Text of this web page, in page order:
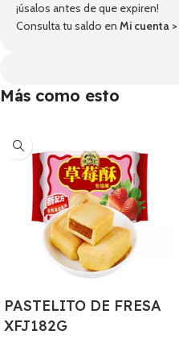
¡úsalos antes de que expiren!
Consulta tu saldo en Mi cuenta >
Más como esto
PASTELITO DE FRESA
XFJ182G